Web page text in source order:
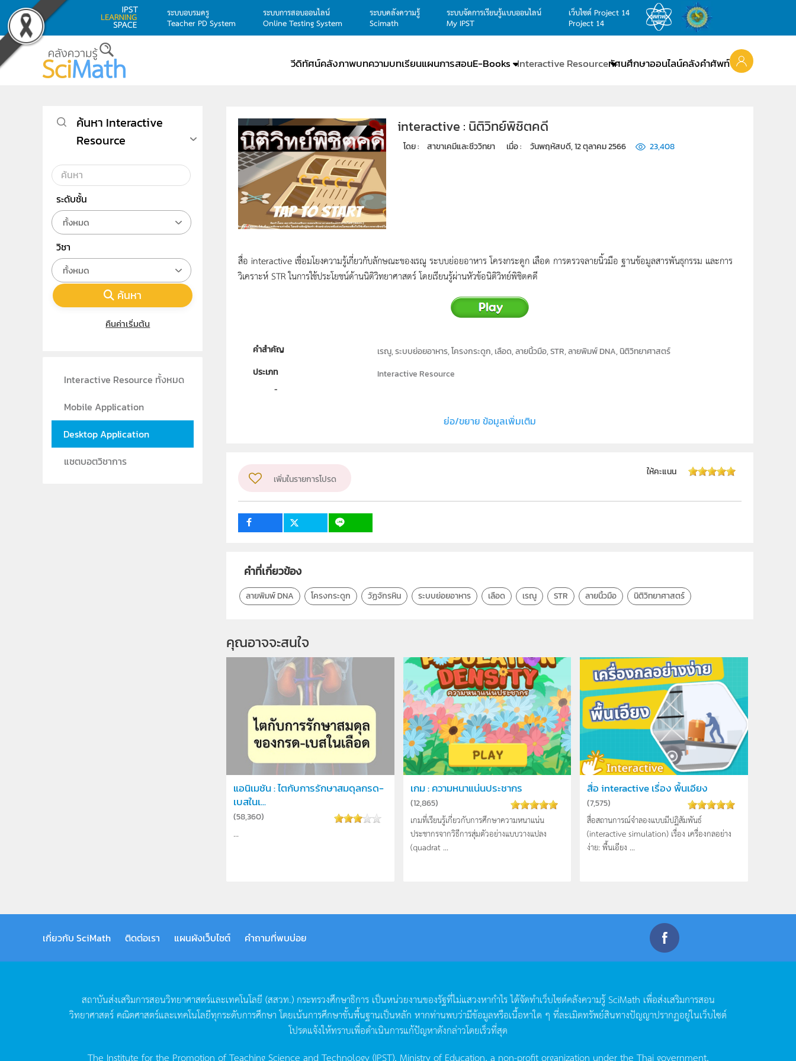
Skip to main content
ระบบอบรมครู
Teacher PD System
ระบบการสอบออนไลน์
Online Testing System
ระบบคลังความรู้
Scimath
ระบบจัดการเรียนรู้แบบออนไลน์
My IPST
เว็บไซต์ Project 14
Project 14
วีดิทัศน์คลังภาพบทความบทเรียนแผนการสอนE-Books Interactive Resourceทัศนศึกษาออนไลน์คลังคำศัพท์
interactive : นิติวิทย์พิชิตคดี
โดย : สาขาเคมีและชีววิทยา เมื่อ : วันพฤหัสบดี, 12 ตุลาคม 2566 23,408
สื่อ interactive เชื่อมโยงความรู้เกี่ยวกับลักษณะของเรณู ระบบย่อยอาหาร โครงกระดูก เลือด การตรวจลายนิ้วมือ ฐานข้อมูลสารพันธุกรรม และการ
วิเคราะห์ STR ในการใช้ประโยชน์ด้านนิติวิทยาศาสตร์ โดยเรียนรู้ผ่านหัวข้อนิติวิทย์พิชิตคดี
คำสำคัญ
เรณู, ระบบย่อยอาหาร, โครงกระดูก, เลือด, ลายนิ้วมือ, STR, ลายพิมพ์ DNA, นิติวิทยาศาสตร์
ประเภท
Interactive Resource
สาขาเคมีและชีววิทยา
กลุ่มเป้าหมาย
ย่อ/ขยาย ข้อมูลเพิ่มเติม
เพิ่มในรายการโปรด
ให้คะแนน
คำที่เกี่ยวข้อง
ลายพิมพ์ DNA โครงกระดูก วัฏจักรหิน ระบบย่อยอาหาร เลือด เรณู STR ลายนิ้วมือ นิติวิทยาศาสตร์
คุณอาจจะสนใจ
แอนิเมชัน : ไตกับการรักษาสมดุลกรด-
เบสในเ...
(58,360)
...
เกม : ความหนาแน่นประชากร
(12,865)
เกมที่เรียนรู้เกี่ยวกับการศึกษาความหนาแน่น
ประชากรจากวิธีการสุ่มตัวอย่างแบบวางแปลง
(quadrat ...
สื่อ interactive เรื่อง พื้นเอียง
(7,575)
สื่อสถานการณ์จำลองแบบมีปฏิสัมพันธ์
(interactive simulation) เรื่อง เครื่องกลอย่าง
ง่าย: พื้นเอียง ...
ค้นหา Interactive
Resource
ระดับชั้น
ทั้งหมด
วิชา
ทั้งหมด
ค้นหา
คืนค่าเริ่มต้น
Interactive Resource ทั้งหมด
Mobile Application
Desktop Application
แชตบอตวิชาการ
เกี่ยวกับ SciMath ติดต่อเรา แผนผังเว็บไซต์ คำถามที่พบบ่อย
สถาบันส่งเสริมการสอนวิทยาศาสตร์และเทคโนโลยี (สสวท.) กระทรวงศึกษาธิการ เป็นหน่วยงานของรัฐที่ไม่แสวงหากำไรได้จัดทำเว็บไซต์คลังความรู้SciMath เพื่อส่งเสริมการสอน
วิทยาศาสตร์คณิตศาสตร์และเทคโนโลยีทุกระดับการศึกษา โดยเน้นการศึกษาขั้นพื้นฐานเป็นหลัก หากท่านพบว่ามีข้อมูลหรือเนื้อหาใด ๆ ที่ละเมิดทรัพย์สินทางปัญญาปรากฏอยู่ในเว็บไซต์
โปรดแจ้งให้ทราบเพื่อดำเนินการแก้ปัญหาดังกล่าวโดยเร็วที่สุด
The Institute for the Promotion of Teaching Science and Technology (IPST), Ministry of Education, a non-profit organization under the Thai government,